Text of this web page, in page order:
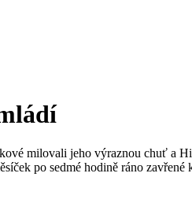
milovali jeho výraznou chuť a
po sedmé hodině ráno zavřené